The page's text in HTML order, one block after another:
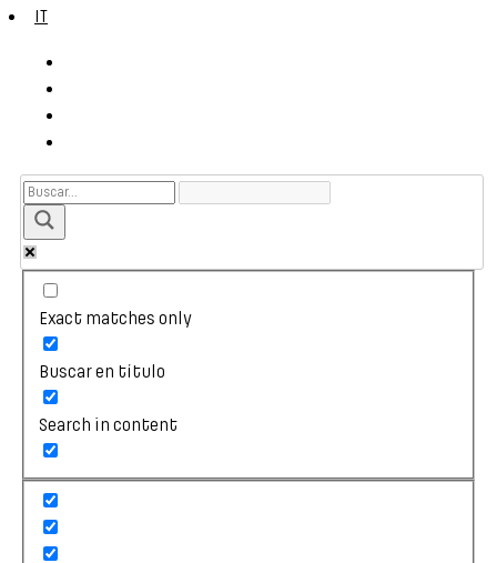
IT
Exact matches only
Buscar en título
Search in content